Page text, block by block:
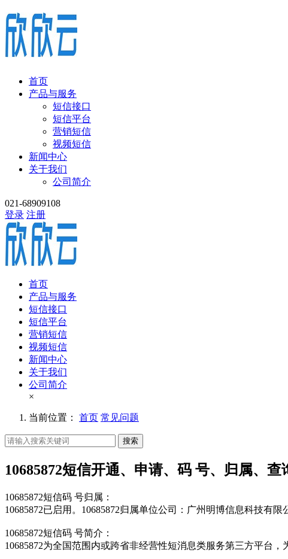
首页
产品与服务
短信接口
短信平台
营销短信
视频短信
新闻中心
关于我们
公司简介
021-68909108
登录 注册
首页
产品与服务
短信接口
短信平台
营销短信
视频短信
新闻中心
关于我们
公司简介
×
当前位置： 首页 常见问题
搜索
10685872短信开通、申请、码 号、归属、查
10685872短信码 号归属：
10685872已启用。10685872归属单位公司：广州明博信息科技有限
10685872短信码 号简介：
10685872为全国范围内或跨省非经营性短消息类服务第三方平台